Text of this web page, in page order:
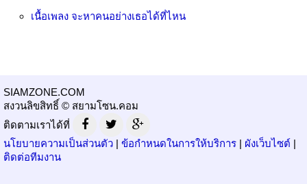
เนื้อเพลง จะหาคนอย่างเธอได้ที่ไหน
SIAMZONE.COM
สงวนลิขสิทธิ์ © สยามโซน.คอม
ติดตามเราได้ที่
นโยบายความเป็นส่วนตัว | ข้อกำหนดในการให้บริการ | ผังเว็บไซต์ |
ติดต่อทีมงาน